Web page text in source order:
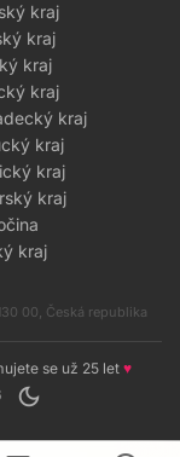
kraj
kraj
kraj
kraj
kraj
kraj
kraj
kraj
kraj
00, Česká republika
se už 25 let ♥
dark_mode